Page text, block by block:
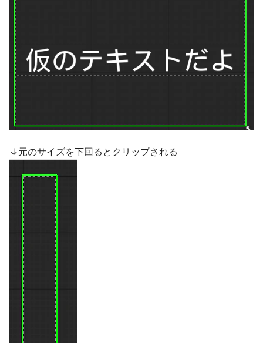
↓元のサイズを下回るとクリップされる